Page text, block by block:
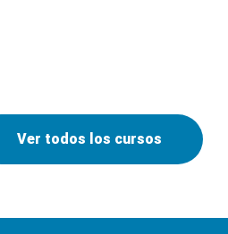
Ver todos los cursos